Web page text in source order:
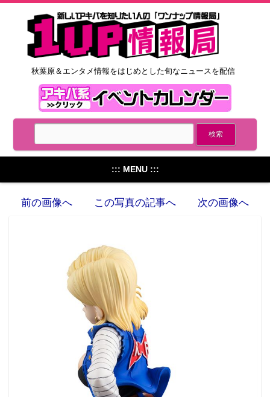
秋葉原＆エンタメ情報をはじめとした旬なニュースを配信
::: MENU :::
前の画像へ この写真の記事へ 次の画像へ